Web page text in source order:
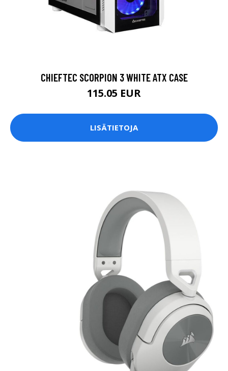
CHIEFTEC SCORPION 3 WHITE ATX CASE
115.05 EUR
LISÄTIETOJA